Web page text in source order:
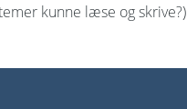
kunne læse og skrive?)